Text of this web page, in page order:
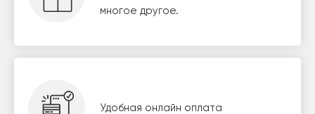
многое другое.
Удобная онлайн оплата